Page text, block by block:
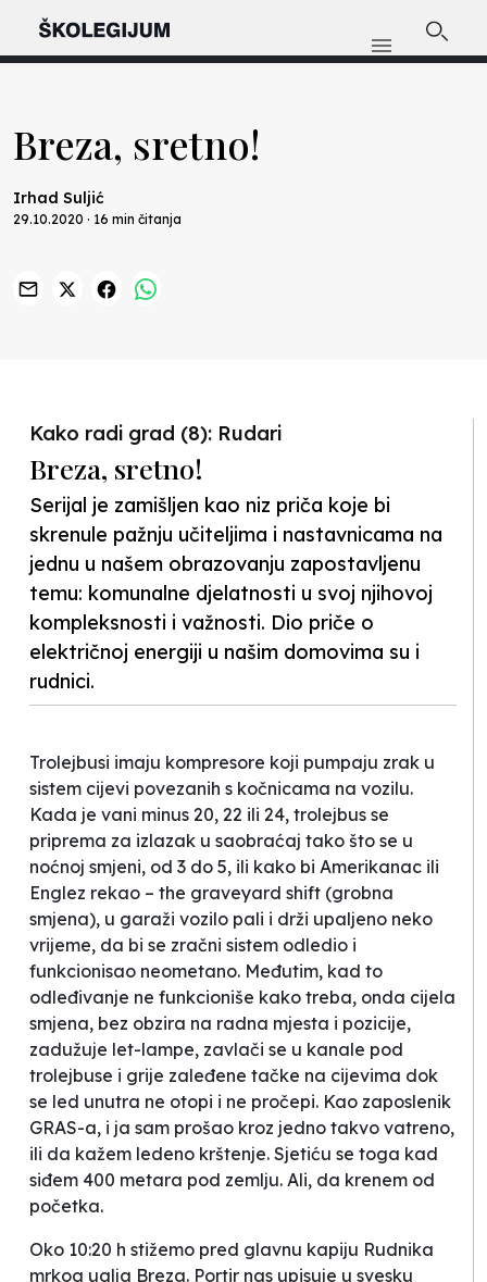
Breza, sretno!
Irhad Suljić
29.10.2020 · 16 min čitanja
Kako radi grad (8): Rudari
Breza, sretno!
Serijal je zamišljen kao niz priča koje bi
skrenule pažnju učiteljima i nastavnicama na
jednu u našem obrazovanju zapostavljenu
temu: komunalne djelatnosti u svoj njihovoj
kompleksnosti i važnosti. Dio priče o
električnoj energiji u našim domovima su i
rudnici.
Trolejbusi imaju kompresore koji pumpaju zrak u
sistem cijevi povezanih s kočnicama na vozilu.
Kada je vani minus 20, 22 ili 24, trolejbus se
priprema za izlazak u saobraćaj tako što se u
noćnoj smjeni, od 3 do 5, ili kako bi Amerikanac ili
Englez rekao – the graveyard shift (grobna
smjena), u garaži vozilo pali i drži upaljeno neko
vrijeme, da bi se zračni sistem odledio i
funkcionisao neometano. Međutim, kad to
odleđivanje ne funkcioniše kako treba, onda cijela
smjena, bez obzira na radna mjesta i pozicije,
zadužuje let-lampe, zavlači se u kanale pod
trolejbuse i grije zaleđene tačke na cijevima dok
se led unutra ne otopi i ne pročepi. Kao zaposlenik
GRAS-a, i ja sam prošao kroz jedno takvo vatreno,
ili da kažem ledeno krštenje. Sjetiću se toga kad
siđem 400 metara pod zemlju. Ali, da krenem od
početka.
Oko 10:20 h stižemo pred glavnu kapiju Rudnika
mrkog uglja Breza. Portir nas upisuje u svesku